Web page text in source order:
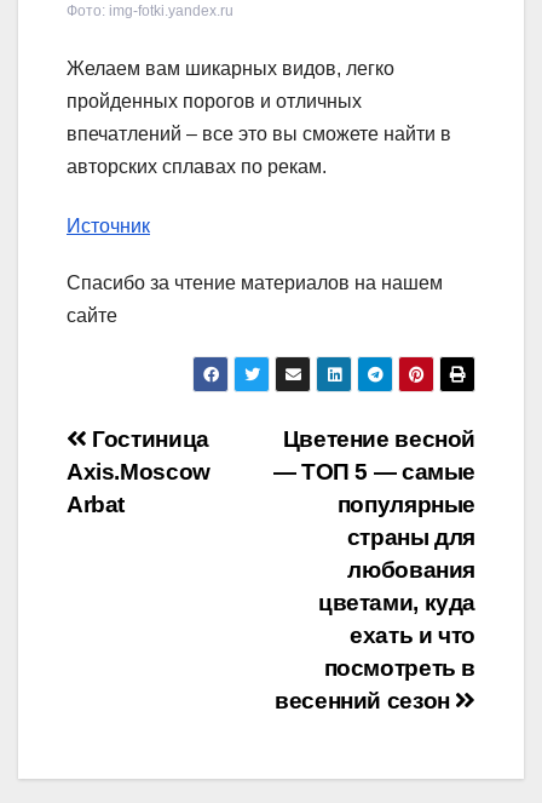
Фото: img-fotki.yandex.ru
Желаем вам шикарных видов, легко
пройденных порогов и отличных
впечатлений – все это вы сможете найти в
авторских сплавах по рекам.
Источник
Спасибо за чтение материалов на нашем
сайте
Навигация
по
Цветение весной
— ТОП 5 — самые
популярные
страны для
любования
цветами, куда
ехать и что
посмотреть в
весенний сезон
Гостиница
Axis.Moscow
Arbat